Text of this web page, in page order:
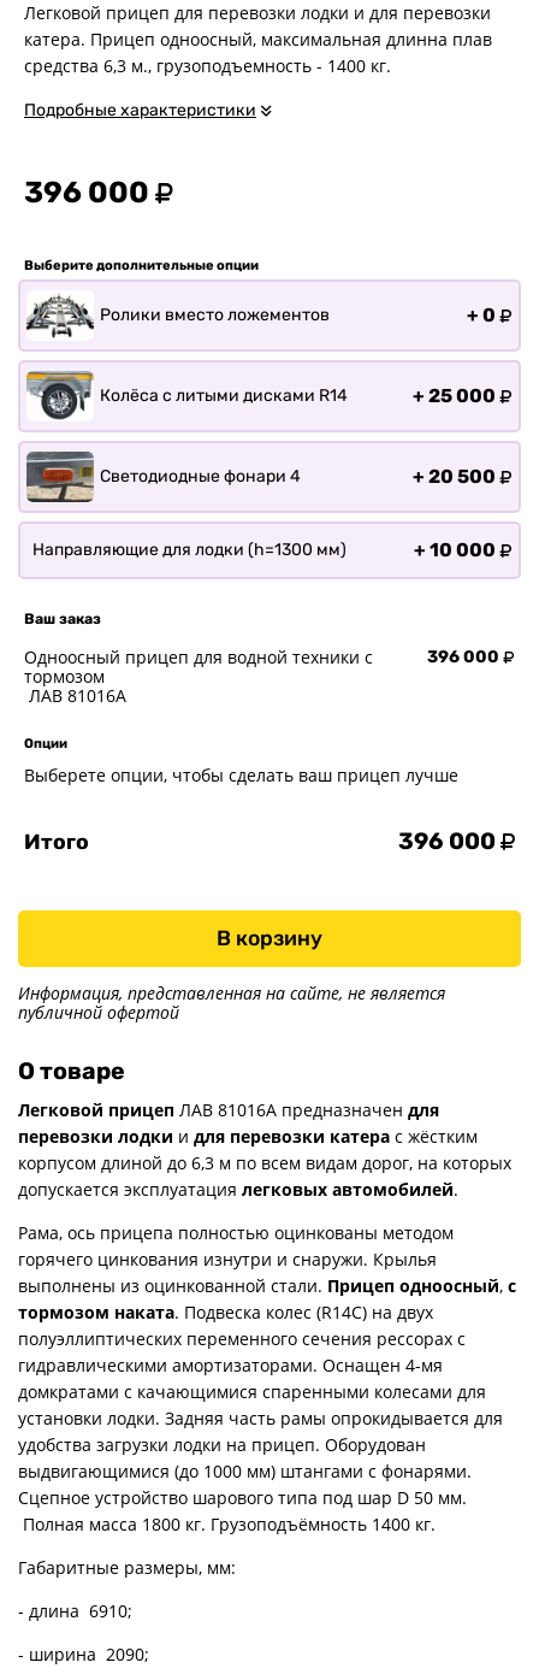
Прицепы для мотоциклов
Прицепы для лодок и
Прицепы для перевозки
байдарок, каноэ, САП
Запчасти
Хоз. товары
Контакты
Тюнинг прицепов
Получить прицеп
Доставка
Легковой прицеп для перевозки лодки и для перевозки
катера. Прицеп одноосный, максимальная длинна плав
средства 6,3 м., грузоподъемность - 1400 кг.
Подробные характеристики
396 000
Выберите дополнительные опции
Ролики вместо ложементов + 0
Колёса с литыми дисками R14 + 25 000
Светодиодные фонари 4 + 20 500
Направляющие для лодки (h=1300 мм) + 10 000
Ваш заказ
Одноосный прицеп для водной техники с
тормозом
ЛАВ 81016A
396 000
Опции
Выберете опции, чтобы сделать ваш прицеп лучше
Итого 396 000
В корзину
Информация, представленная на сайте, не является
публичной офертой
О товаре
Легковой прицеп ЛАВ 81016А предназначен для
перевозки лодки и для перевозки катера с жёстким
корпусом длиной до 6,3 м по всем видам дорог, на которых
допускается эксплуатация легковых автомобилей.
Рама, ось прицепа полностью оцинкованы методом
горячего цинкования изнутри и снаружи. Крылья
выполнены из оцинкованной стали. Прицеп одноосный, с
тормозом наката. Подвеска колес (R14С) на двух
полуэллиптических переменного сечения рессорах с
гидравлическими амортизаторами. Оснащен 4-мя
домкратами с качающимися спаренными колесами для
установки лодки. Задняя часть рамы опрокидывается для
удобства загрузки лодки на прицеп. Оборудован
выдвигающимися (до 1000 мм) штангами с фонарями.
Сцепное устройство шарового типа под шар D 50 мм.
Полная масса 1800 кг. Грузоподъёмность 1400 кг.
Габаритные размеры, мм:
- длина 6910;
- ширина 2090;